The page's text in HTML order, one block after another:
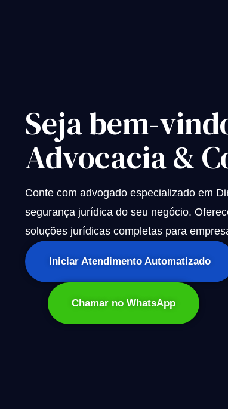
Seja bem-
Advocacia &
Conte com advogado especializado em
segurança jurídica do seu negócio.
soluções jurídicas completas para
Iniciar Atendimento Automatizado
Chamar no WhatsApp